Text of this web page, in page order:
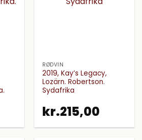
RØDVIN
2019, Kay’s Legacy,
Lozärn. Robertson.
Sydafrika
kr.215,00